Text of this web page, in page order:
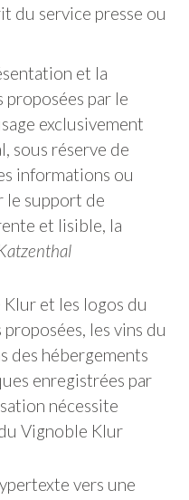
du service presse ou
et la
par le
exclusivement
sous réserve de
informations ou
le support de
et lisible, la
et les logos du
les vins du
des hébergements
enregistrées par
nécessite
Vignoble Klur
vers une